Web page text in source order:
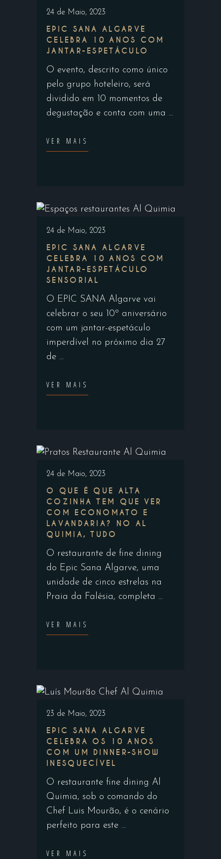
24 de Maio, 2023
EPIC SANA ALGARVE
CELEBRA 10 ANOS COM
JANTAR-ESPETÁCULO
O evento, descrito como único
pelo grupo hoteleiro, será
dividido em 10 momentos de
degustação e conta com uma
VER MAIS
24 de Maio, 2023
EPIC SANA ALGARVE
CELEBRA 10 ANOS COM
JANTAR-ESPETÁCULO
SENSORIAL
O EPIC SANA Algarve vai
celebrar o seu 10º aniversário
com um jantar-espetáculo
imperdível no próximo dia 27
de
VER MAIS
24 de Maio, 2023
O QUE É QUE ALTA
COZINHA TEM QUE VER
COM ECONOMATO E
LAVANDARIA? NO AL
QUIMIA, TUDO
O restaurante de fine dining
do Epic Sana Algarve, uma
unidade de cinco estrelas na
Praia da Falésia, completa
VER MAIS
23 de Maio, 2023
EPIC SANA ALGARVE
CELEBRA OS 10 ANOS
COM UM DINNER-SHOW
INESQUECÍVEL
O restaurante fine dining Al
Quimia, sob o comando do
Chef Luis Mourão, é o cenário
perfeito para este
VER MAIS